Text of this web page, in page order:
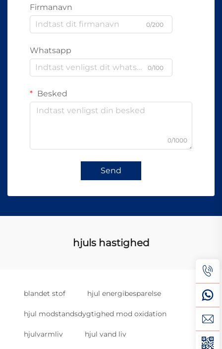
Firmanavn
0/200
Whatsapp
0/100
Besked
0/1000
Send
hjuls hastighed
blandet stof hjul energibesparelse
hjul modstandsdygtighed mod oxidation
hjulvarmliv hjul vand liv